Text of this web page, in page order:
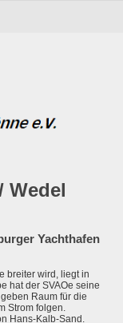
Wedel
Yachthafen
breiter wird, liegt in
hat der SVAOe seine
Raum für die
Strom folgen.
Hans-Kalb-Sand.